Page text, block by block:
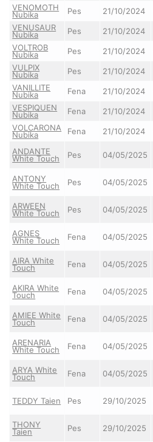
VENOMOTH
Nubika Pes 21/10/2024
VENUSAUR
Nubika Pes 21/10/2024
VOLTROB
Nubika Pes 21/10/2024
VULPIX
Nubika Pes 21/10/2024
VANILLITE
Nubika Fena 21/10/2024
VESPIQUEN
Nubika Fena 21/10/2024
VOLCARONA
Nubika Fena 21/10/2024
ANDANTE
White Touch Pes 04/05/2025
ANTONY
White Touch Pes 04/05/2025
ARWEEN
White Touch Pes 04/05/2025
AGNES
White Touch Fena 04/05/2025
AIRA White
Touch Fena 04/05/2025
AKIRA White
Touch Fena 04/05/2025
AMIEE White
Touch Fena 04/05/2025
ARENARIA
White Touch Fena 04/05/2025
ARYA White
Touch Fena 04/05/2025
TEDDY Taien Pes 29/10/2025
THONY
Taien Pes 29/10/2025